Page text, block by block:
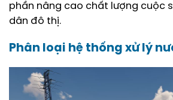
phần nâng cao chất lượng cuộc
dân đô thị.
Phân loại hệ thống xử lý